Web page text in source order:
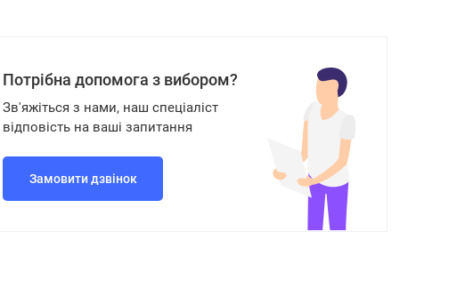
Потрібна допомога з вибором?
Зв'яжіться з нами, наш спеціаліст
відповість на ваші запитання
Замовити дзвінок